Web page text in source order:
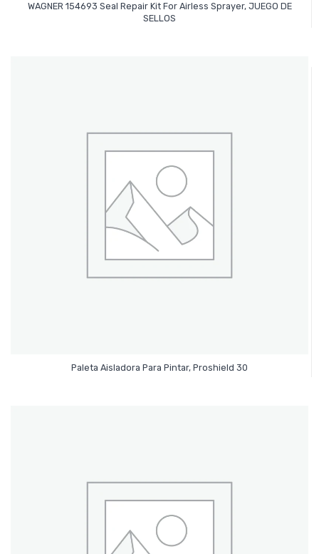
WAGNER 154693 Seal Repair Kit For Airless Sprayer, JUEGO DE
SELLOS
Leer Más
Paleta Aisladora Para Pintar, Proshield 30